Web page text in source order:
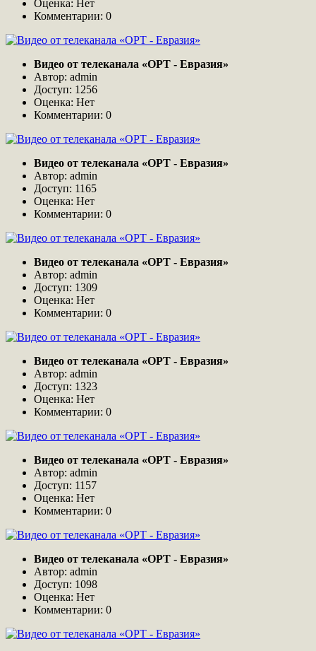
Оценка: Нет
Комментарии: 0
Видео от телеканала «ОРТ - Евразия»
Автор: admin
Доступ: 1256
Оценка: Нет
Комментарии: 0
Видео от телеканала «ОРТ - Евразия»
Автор: admin
Доступ: 1165
Оценка: Нет
Комментарии: 0
Видео от телеканала «ОРТ - Евразия»
Автор: admin
Доступ: 1309
Оценка: Нет
Комментарии: 0
Видео от телеканала «ОРТ - Евразия»
Автор: admin
Доступ: 1323
Оценка: Нет
Комментарии: 0
Видео от телеканала «ОРТ - Евразия»
Автор: admin
Доступ: 1157
Оценка: Нет
Комментарии: 0
Видео от телеканала «ОРТ - Евразия»
Автор: admin
Доступ: 1098
Оценка: Нет
Комментарии: 0